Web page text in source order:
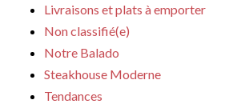
Livraisons et plats à emporter
Non classifié(e)
Notre Balado
Steakhouse Moderne
Tendances